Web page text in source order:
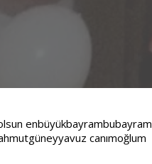
enbüyükbayrambubayram
canımoğlum